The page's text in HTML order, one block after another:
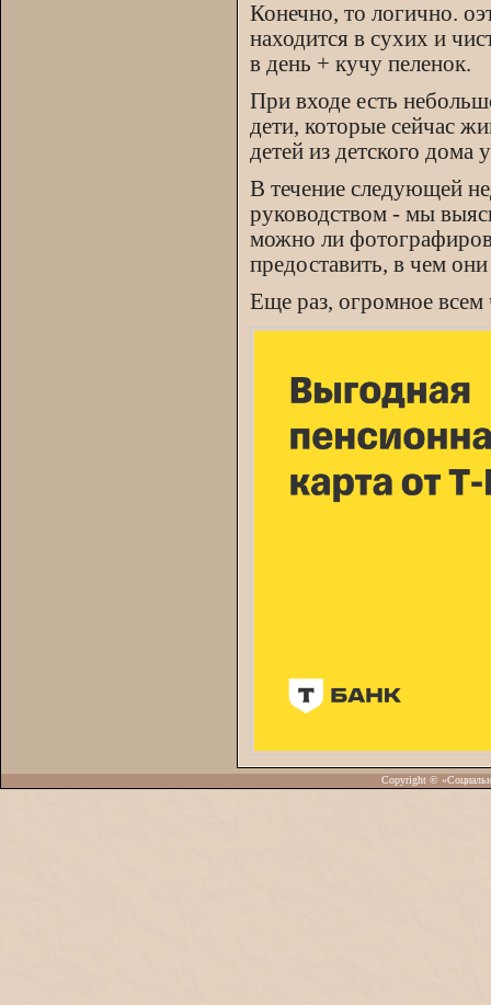
Конечно, то логично.
находится в сухих и
в день + кучу пеленок.
При входе есть
дети, которые сейчас
детей из детского
В течение следующей
руководством - мы
можно ли
предоставить, в чем
Еще раз, огромное всем
Copyright ©